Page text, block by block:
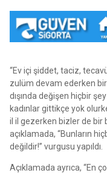
“Ev içi şiddet, taciz,
zulüm devam ederken
dışında değişen hiçbir
kadınlar gittikçe yok
il il gezerken bizler de bir
açıklamada, “Bunların
değildir!” vurgusu yapıldı.
Açıklamada ayrıca, “En